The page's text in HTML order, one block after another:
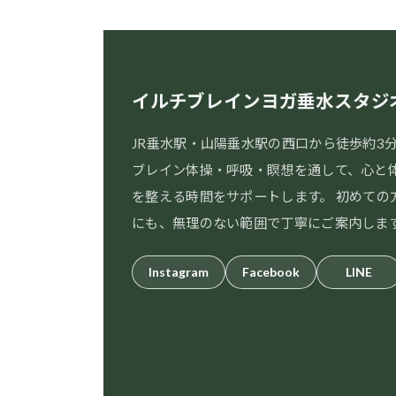
イルチブレインヨガ垂水スタジ
JR垂水駅・山陽垂水駅の西口から徒歩約3
ブレイン体操・呼吸・瞑想を通して、心と
を整える時間をサポートします。 初めての
にも、無理のない範囲で丁寧にご案内しま
Instagram Facebook LINE